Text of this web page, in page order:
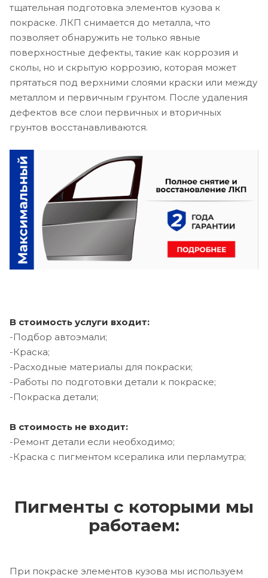
тщательная подготовка элементов кузова к
покраске. ЛКП снимается до металла, что
позволяет обнаружить не только явные
поверхностные дефекты, такие как коррозия и
сколы, но и скрытую коррозию, которая может
прятаться под верхними слоями краски или между
металлом и первичным грунтом. После удаления
дефектов все слои первичных и вторичных
грунтов восстанавливаются.
В стоимость услуги входит:
-Подбор автоэмали;
-Краска;
-Расходные материалы для покраски;
-Работы по подготовки детали к покраске;
-Покраска детали;
В стоимость не входит:
-Ремонт детали если необходимо;
-Краска с пигментом ксералика или перламутра;
Пигменты с которыми мы
работаем:
При покраске элементов кузова мы используем